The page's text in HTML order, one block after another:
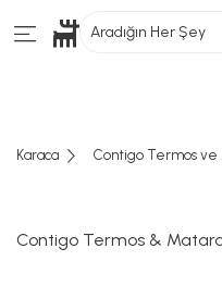
Aradığın Her Şey
Karaca Contigo Termos ve
Contigo Termos &